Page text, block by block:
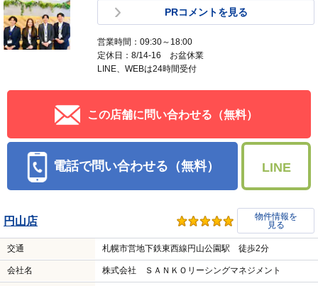
PRコメントを見る
営業時間：09:30～18:00
定休日：8/14-16 お盆休業
LINE、WEBは24時間受付
この店舗に問い合わせる（無料）
電話で問い合わせる（無料） LINE
円山店
物件情報を
見る
交通 札幌市営地下鉄東西線円山公園駅 徒歩2分
会社名 株式会社 ＳＡＮＫＯリーシングマネジメント